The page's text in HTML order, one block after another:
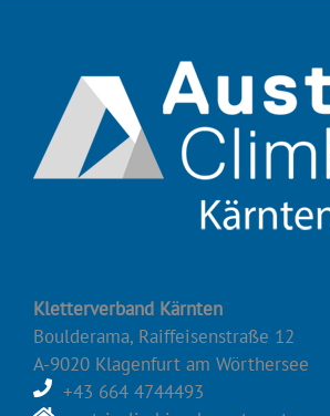
Kletterverband Kärnten
Boulderama, Raiffeisenstraße 12
A-9020 Klagenfurt am Wörthersee
+43 664 4744493